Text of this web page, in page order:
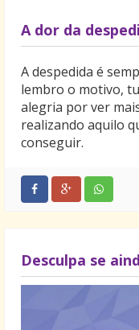
A dor da
A despedida é
lembro o motivo,
alegria por ver
realizando aquilo
conseguir.
Desculpa se